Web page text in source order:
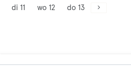
di 11 wo 12 do 13